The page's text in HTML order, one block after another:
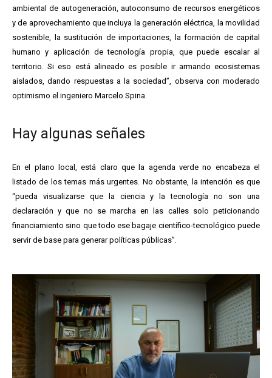
ambiental de autogeneración, autoconsumo de recursos energéticos
y de aprovechamiento que incluya la generación eléctrica, la movilidad
sostenible, la sustitución de importaciones, la formación de capital
humano y aplicación de tecnología propia, que puede escalar al
territorio. Si eso está alineado es posible ir armando ecosistemas
aislados, dando respuestas a la sociedad”, observa con moderado
optimismo el ingeniero Marcelo Spina.
Hay algunas señales
En el plano local, está claro que la agenda verde no encabeza el
listado de los temas más urgentes. No obstante, la intención es que
“pueda visualizarse que la ciencia y la tecnología no son una
declaración y que no se marcha en las calles solo peticionando
financiamiento sino que todo ese bagaje científico-tecnológico puede
servir de base para generar políticas públicas”.